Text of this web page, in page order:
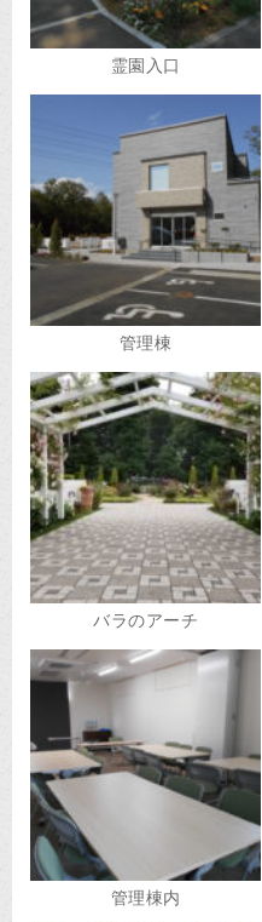
霊園入口
管理棟
バラのアーチ
管理棟内